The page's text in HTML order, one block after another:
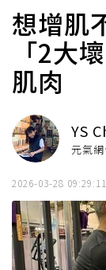
想增肌
「2大
肌肉
YS
元氣
2026-03-28 09:29:11